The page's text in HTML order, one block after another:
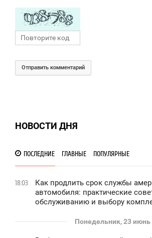
Отправить комментарий
НОВОСТИ ДНЯ
ПОСЛЕДНИЕ ГЛАВНЫЕ ПОПУЛЯРНЫЕ
18:03
Как продлить срок службы
автомобиля: практические
обслуживанию и выбору
Понедельник, 23 июнь